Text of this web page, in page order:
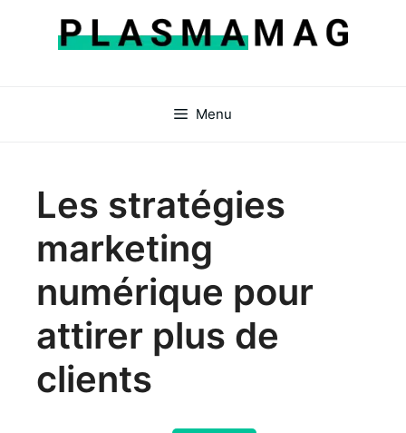
Menu
Les stratégies
marketing
numérique pour
attirer plus de
clients